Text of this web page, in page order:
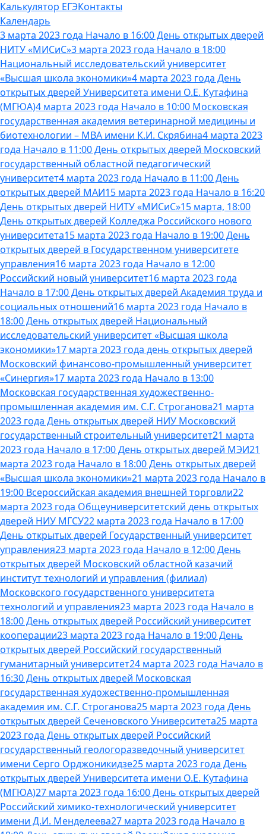
Калькулятор ЕГЭКонтакты
Календарь
3 марта 2023 года Начало в 16:00 День открытых дверей
НИТУ «МИСиС»3 марта 2023 года Начало в 18:00
Национальный исследовательский университет
«Высшая школа экономики»4 марта 2023 года День
открытых дверей Университета имени О.Е. Кутафина
(МГЮА)4 марта 2023 года Начало в 10:00 Московская
государственная академия ветеринарной медицины и
биотехнологии – МВА имени К.И. Скрябина4 марта 2023
года Начало в 11:00 День открытых дверей Московский
государственный областной педагогический
университет4 марта 2023 года Начало в 11:00 День
открытых дверей МАИ15 марта 2023 года Начало в 16:20
День открытых дверей НИТУ «МИСиС»15 марта, 18:00
День открытых дверей Колледжа Российского нового
университета15 марта 2023 года Начало в 19:00 День
открытых дверей в Государственном университете
управления16 марта 2023 года Начало в 12:00
Российский новый университет16 марта 2023 года
Начало в 17:00 День открытых дверей Академия труда и
социальных отношений16 марта 2023 года Начало в
18:00 День открытых дверей Национальный
исследовательский университет «Высшая школа
экономики»17 марта 2023 года день открытых дверей
Московский финансово-промышленный университет
«Синергия»17 марта 2023 года Начало в 13:00
Московская государственная художественно-
промышленная академия им. С.Г. Строганова21 марта
2023 года День открытых дверей НИУ Московский
государственный строительный университет21 марта
2023 года Начало в 17:00 День открытых дверей МЭИ21
марта 2023 года Начало в 18:00 День открытых дверей
«Высшая школа экономики»21 марта 2023 года Начало в
19:00 Всероссийская академия внешней торговли22
марта 2023 года Общеуниверситетский день открытых
дверей НИУ МГСУ22 марта 2023 года Начало в 17:00
День открытых дверей Государственный университет
управления23 марта 2023 года Начало в 12:00 День
открытых дверей Московский областной казачий
институт технологий и управления (филиал)
Московского государственного университета
технологий и управления23 марта 2023 года Начало в
18:00 День открытых дверей Российский университет
кооперации23 марта 2023 года Начало в 19:00 День
открытых дверей Российский государственный
гуманитарный университет24 марта 2023 года Начало в
16:30 День открытых дверей Московская
государственная художественно-промышленная
академия им. С.Г. Строганова25 марта 2023 года День
открытых дверей Сеченовского Университета25 марта
2023 года День открытых дверей Российский
государственный геологоразведочный университет
имени Серго Орджоникидзе25 марта 2023 года День
открытых дверей Университета имени О.Е. Кутафина
(МГЮА)27 марта 2023 года 16:00 День открытых дверей
Российский химико-технологический университет
имени Д.И. Менделеева27 марта 2023 года Начало в